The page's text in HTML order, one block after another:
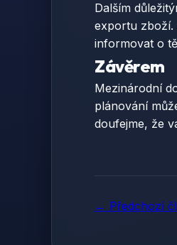
Dalším
exportu zboží.
informovat o
Závěrem
Mezinárodní
plánování
doufejme, že
← Předchozí